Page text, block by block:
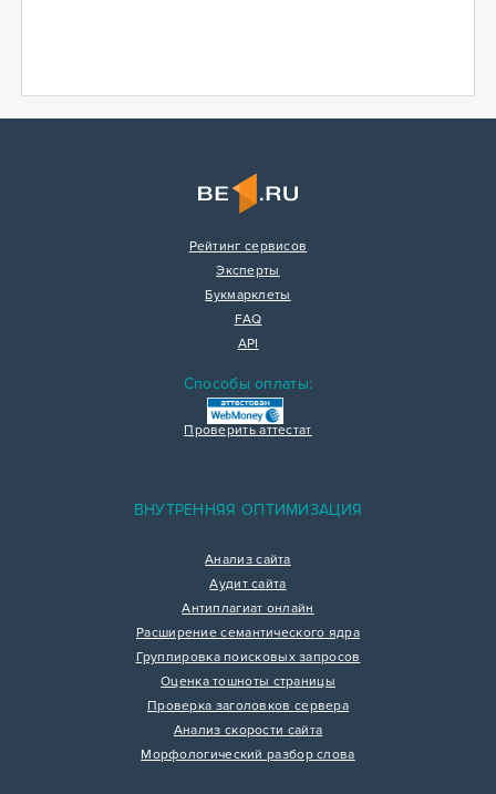
Рейтинг сервисов
Эксперты
Букмарклеты
FAQ
API
Способы оплаты:
Проверить аттестат
ВНУТРЕННЯЯ ОПТИМИЗАЦИЯ
Анализ сайта
Аудит сайта
Антиплагиат онлайн
Расширение семантического ядра
Группировка поисковых запросов
Оценка тошноты страницы
Проверка заголовков сервера
Анализ скорости сайта
Морфологический разбор слова